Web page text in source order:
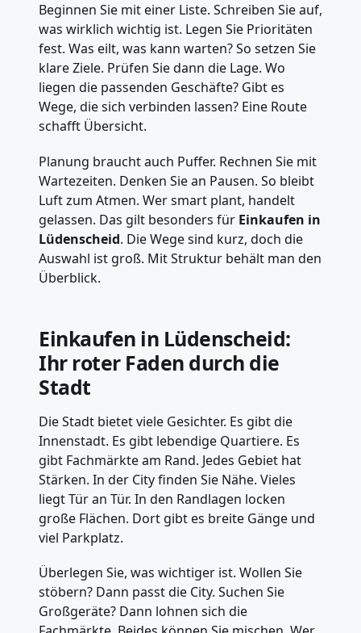
Beginnen Sie mit einer Liste. Schreiben Sie auf,
was wirklich wichtig ist. Legen Sie Prioritäten
fest. Was eilt, was kann warten? So setzen Sie
klare Ziele. Prüfen Sie dann die Lage. Wo
liegen die passenden Geschäfte? Gibt es
Wege, die sich verbinden lassen? Eine Route
schafft Übersicht.
Planung braucht auch Puffer. Rechnen Sie mit
Wartezeiten. Denken Sie an Pausen. So bleibt
Luft zum Atmen. Wer smart plant, handelt
gelassen. Das gilt besonders für Einkaufen in
Lüdenscheid. Die Wege sind kurz, doch die
Auswahl ist groß. Mit Struktur behält man den
Überblick.
Einkaufen in Lüdenscheid:
Ihr roter Faden durch die
Stadt
Die Stadt bietet viele Gesichter. Es gibt die
Innenstadt. Es gibt lebendige Quartiere. Es
gibt Fachmärkte am Rand. Jedes Gebiet hat
Stärken. In der City finden Sie Nähe. Vieles
liegt Tür an Tür. In den Randlagen locken
große Flächen. Dort gibt es breite Gänge und
viel Parkplatz.
Überlegen Sie, was wichtiger ist. Wollen Sie
stöbern? Dann passt die City. Suchen Sie
Großgeräte? Dann lohnen sich die